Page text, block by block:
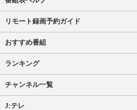
リモート録画予約ガイド
おすすめ番組
ランキング
チャンネル一覧
J:テレ